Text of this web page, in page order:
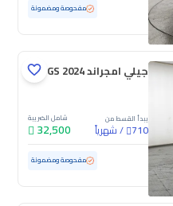
مفحوصة ومضمونة
جيلي امجراند GS 2024
يبدأ القسط من
710
/شهرياً
شامل الضريبة
32,500
مفحوصة ومضمونة